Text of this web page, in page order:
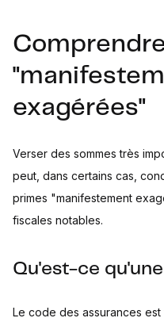
exagérées"
Verser des sommes très
peut, dans certains cas,
primes "manifestement
fiscales notables.
Qu'est-ce
Le code des assurances